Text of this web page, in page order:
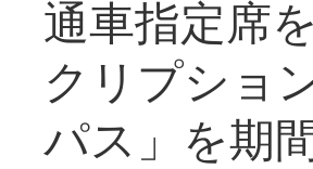
通車指定席
クリプショ
パス」を期